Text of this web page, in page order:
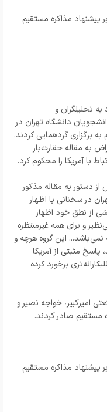
تحلیلگران و
نبود. ۹ اردیبهشت دانشجویان دانشگاه‌ تهران در
به برگزاری گردهمایی کردند.
به مقاله حقارت‌بار
با آمریکا را محکوم کرد.
دستور به مقاله مذکور
در سخنانی با اظهار
از نطق خود اظهار
و برای همه غیرمنتظره
این گروه‌ هرچه و
پاسخ مثبتی از آمریکا
برخورد کرده
امیرکبیر، خواجه نصیر و
مستقیم صادر کردند.